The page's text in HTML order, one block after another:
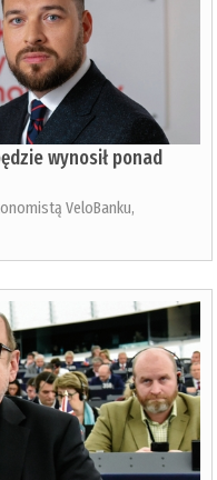
wynosił ponad
VeloBanku,